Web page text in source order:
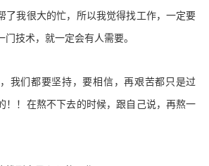
了我很大的忙，所以我觉得找工作，一定要
技术，就一定会有人需要。
们都要坚持，要相信，再艰苦都只是过
！！在熬不下去的时候，跟自己说，再熬一